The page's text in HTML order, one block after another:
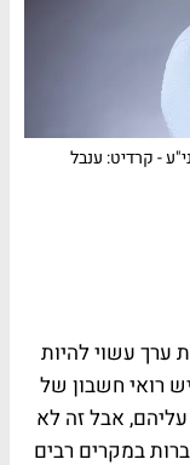
- קרדיט: ענבל
ערך עשוי להיות
רואי חשבון של
אבל זה לא
במקרים רבים